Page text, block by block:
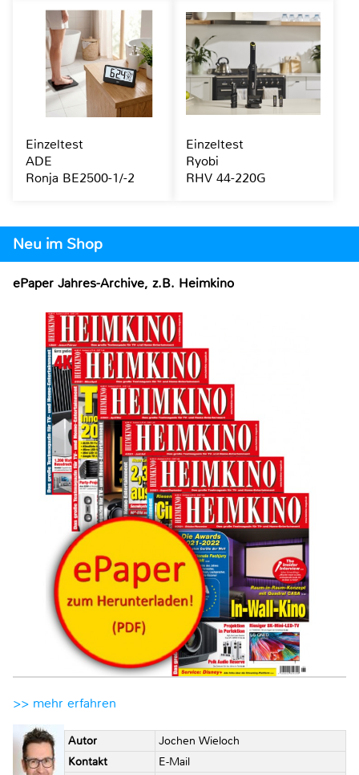
Neu im Shop
ePaper Jahres-Archive, z.B. Heimkino
>> mehr erfahren
Autor
Jochen Wieloch
Kontakt
E-Mail
Einzeltest
ADE
Ronja BE2500-1/-2
Einzeltest
Ryobi
RHV 44-220G